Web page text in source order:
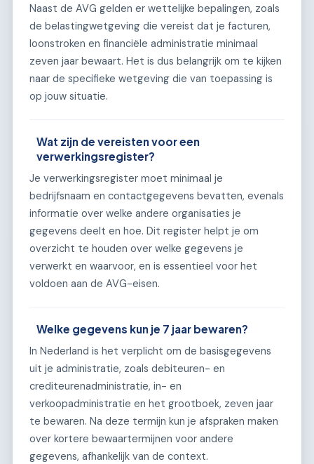
Naast de AVG gelden er wettelijke bepalingen, zoals
de belastingwetgeving die vereist dat je facturen,
loonstroken en financiële administratie minimaal
zeven jaar bewaart. Het is dus belangrijk om te kijken
naar de specifieke wetgeving die van toepassing is
op jouw situatie.
Wat zijn de vereisten voor een
verwerkingsregister?
Je verwerkingsregister moet minimaal je
bedrijfsnaam en contactgegevens bevatten, evenals
informatie over welke andere organisaties je
gegevens deelt en hoe. Dit register helpt je om
overzicht te houden over welke gegevens je
verwerkt en waarvoor, en is essentieel voor het
voldoen aan de AVG-eisen.
Welke gegevens kun je 7 jaar bewaren?
In Nederland is het verplicht om de basisgegevens
uit je administratie, zoals debiteuren- en
crediteurenadministratie, in- en
verkoopadministratie en het grootboek, zeven jaar
te bewaren. Na deze termijn kun je afspraken maken
over kortere bewaartermijnen voor andere
gegevens, afhankelijk van de context.